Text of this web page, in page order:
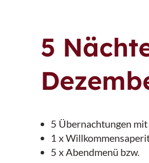
5
5 Übernachtungen
1 x
5 x